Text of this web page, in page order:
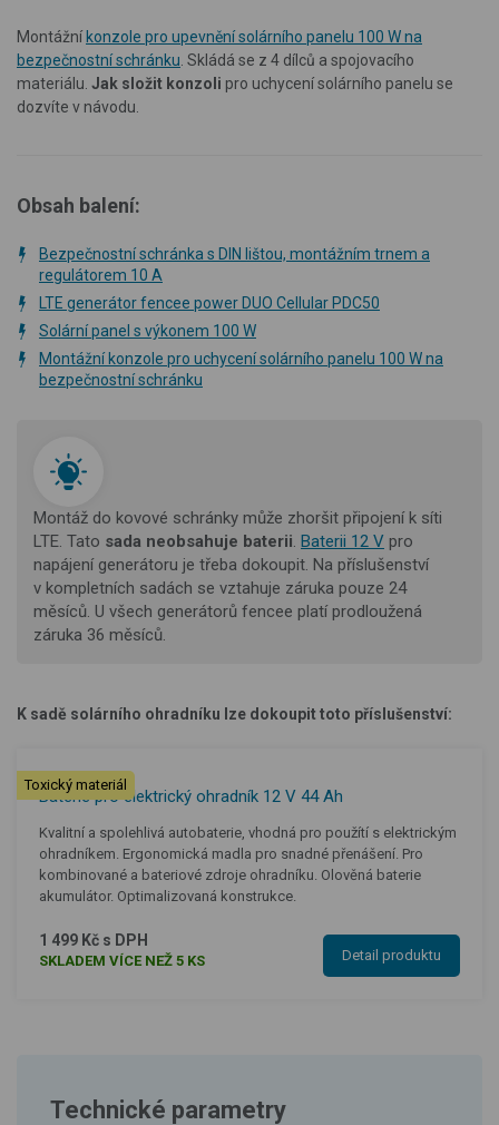
Montážní konzole pro upevnění solárního panelu 100 W na
bezpečnostní schránku . Skládá se z 4 dílců a spojovacího
materiálu. Jak složit konzoli pro uchycení solárního panelu se
dozvíte v návodu.
Obsah balení:
Bezpečnostní schránka s DIN lištou, montážním trnem a
regulátorem 10 A
LTE generátor fencee power DUO Cellular PDC50
Solární panel s výkonem 100 W
Montážní konzole pro uchycení solárního panelu 100 W na
bezpečnostní schránku
Montáž do kovové schránky může zhoršit připojení k síti
LTE. Tato sada neobsahuje baterii. Baterii 12 V pro
napájení generátoru je třeba dokoupit. Na příslušenství
v kompletních sadách se vztahuje záruka pouze 24
měsíců. U všech generátorů fencee platí prodloužená
záruka 36 měsíců.
K sadě solárního ohradníku lze dokoupit toto příslušenství:
Toxický materiál
Baterie pro elektrický ohradník 12 V 44 Ah
Kvalitní a spolehlivá autobaterie, vhodná pro použítí s elektrickým
ohradníkem. Ergonomická madla pro snadné přenášení. Pro
kombinované a bateriové zdroje ohradníku. Olověná baterie
akumulátor. Optimalizovaná konstrukce.
1 499 Kč s DPH
SKLADEM VÍCE NEŽ 5 KS Detail produktu
Technické parametry